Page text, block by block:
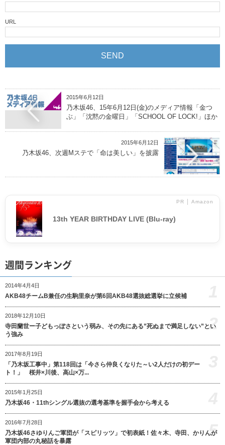
URL
2015年6月12日
乃木坂46、15年6月12日(金)のメディア情報「金つ
ぶ」「沈黙の金曜日」「SCHOOL OF LOCK!」ほか
2015年6月12日
乃木坂46、次週Mステで「命は美しい」を披露
PR │ Amazon
13th YEAR BIRTHDAY LIVE (Blu-ray)
週間ランキング
2014年4月4日
AKB48チームB兼任の生駒里奈が第6回AKB48選抜総選挙に立候補
2018年12月10日
寺田蘭世ー子どもっぽさという弱み、その先にある”死ぬまで満足しない”とい
う強み
2
2017年8月19日
「乃木坂工事中」第118回は「今さら仲良くなりた～い2人だけの初デー
ト！」 桜井×川後、高山×万...
2015年1月25日
乃木坂46・11thシングル選抜の選考基準を握手会から考える
2016年7月28日
乃木坂46さゆりんご軍団が「スピリッツ」で初表紙！佐々木、寺田、かりんが
軍団内部の丸秘話を暴露
5